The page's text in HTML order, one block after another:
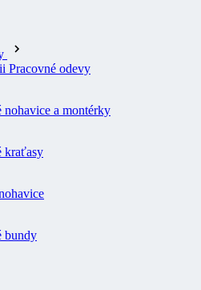
Pracovné odevy
nohavice a montérky
kraťasy
bundy